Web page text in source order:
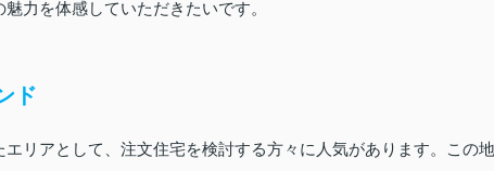
力を体感していただきたいです。
ド
リアとして、注文住宅を検討する方々に人気があります。この地